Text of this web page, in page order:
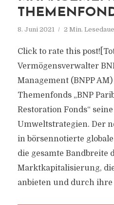
8. Juni 2021 2 Min.
Click to rate this
Vermögensverwalter
Management (BNPP
Themenfonds „BNP
Restoration Fonds“
Umweltstrategien. Der
in börsennotierte
die gesamte Bandbreite
Marktkapitalisierung,
anbieten und durch ihre